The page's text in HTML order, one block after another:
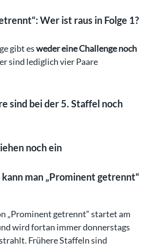
Wer ist raus in Folge 1?
gibt esweder eine Challenge noch
sind lediglich vier Paare
sind bei der 5. Staffel noch
noch ein
man „Prominent getrennt“
„Prominent getrennt“ startet am
wird fortan immer donnerstags
Frühere Staffeln sind